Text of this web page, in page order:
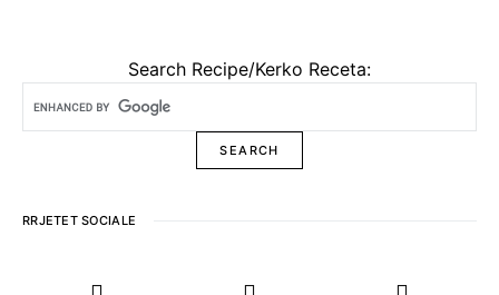
Search Recipe/Kerko Receta:
RRJETET SOCIALE